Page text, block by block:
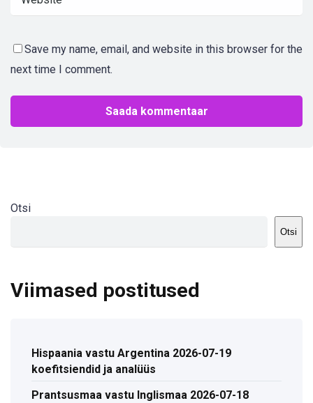
Save my name, email, and website in this browser for the
next time I comment.
Otsi
Otsi
Viimased postitused
Hispaania vastu Argentina 2026-07-19
koefitsiendid ja analüüs
Prantsusmaa vastu Inglismaa 2026-07-18